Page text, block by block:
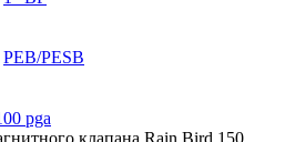
PEB/PESB